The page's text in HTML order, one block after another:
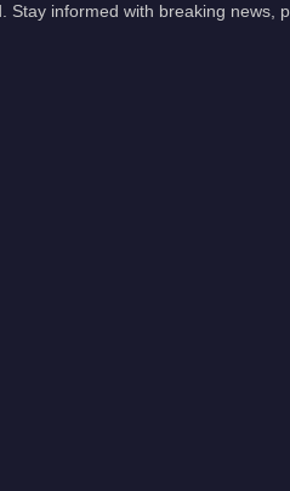
informed with breaking news,